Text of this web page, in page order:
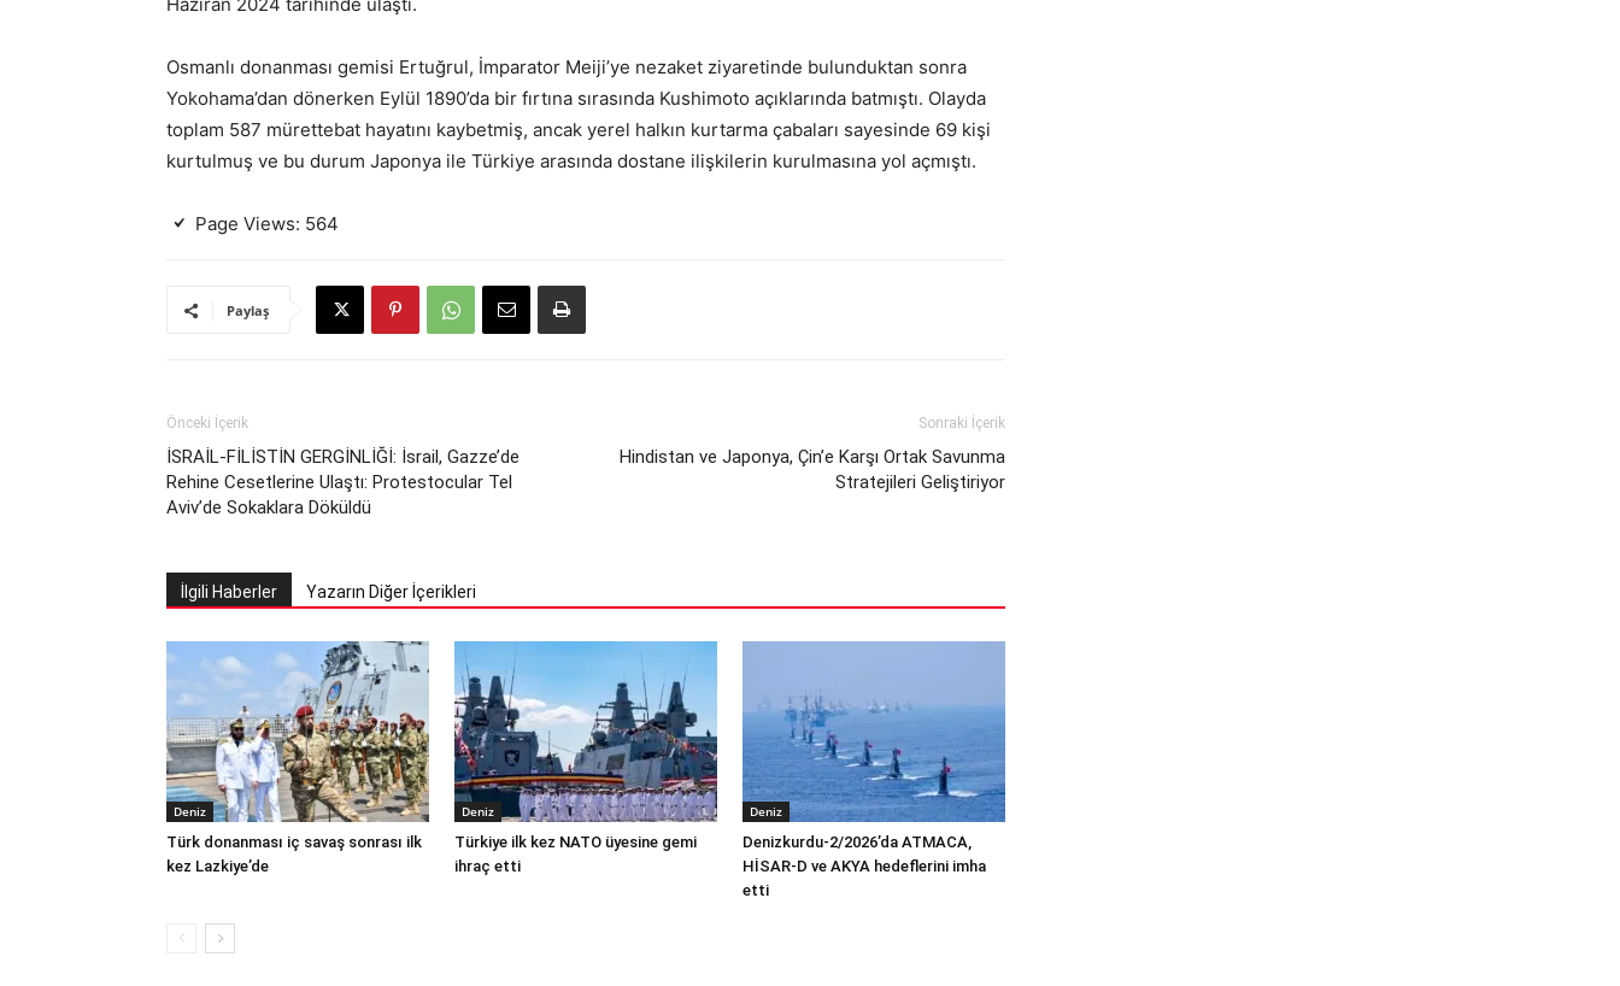
Osmanlı donanması gemisi Ertuğrul, İmparator Meiji’ye nezaket ziyaretinde bulunduktan sonra
Yokohama’dan dönerken Eylül 1890’da bir fırtına sırasında Kushimoto açıklarında batmıştı. Olayda
toplam 587 mürettebat hayatını kaybetmiş, ancak yerel halkın kurtarma çabaları sayesinde 69 kişi
kurtulmuş ve bu durum Japonya ile Türkiye arasında dostane ilişkilerin kurulmasına yol açmıştı.
Page Views: 564
Paylaş
Önceki İçerik
İSRAİL-FİLİSTİN GERGİNLİĞİ: İsrail, Gazze’de
Rehine Cesetlerine Ulaştı: Protestocular Tel
Aviv’de Sokaklara Döküldü
Sonraki İçerik
Hindistan ve Japonya, Çin’e Karşı Ortak Savunma
Stratejileri Geliştiriyor
İlgili Haberler Yazarın Diğer İçerikleri
Deniz
Türk donanması iç savaş sonrası ilk
kez Lazkiye’de
Deniz
Türkiye ilk kez NATO üyesine gemi
ihraç etti
Deniz
Denizkurdu-2/2026’da ATMACA,
HİSAR-D ve AKYA hedeflerini imha
etti